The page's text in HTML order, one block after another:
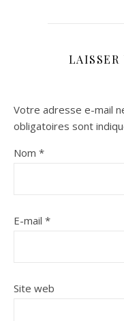
LAISSER
Votre adresse e-mail
obligatoires sont
Nom *
E-mail *
Site web